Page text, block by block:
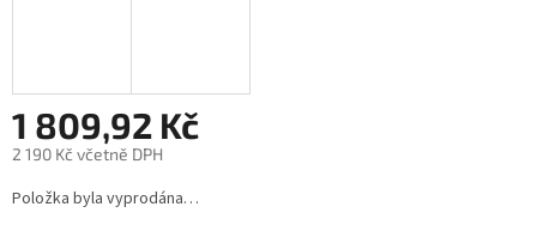
1 809,92 Kč
2 190 Kč včetně DPH
Měrná
cena:
Položka byla vyprodána…